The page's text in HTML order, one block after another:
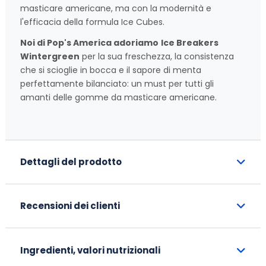
masticare americane, ma con la modernità e
l'efficacia della formula Ice Cubes.
Noi di Pop's America adoriamo Ice Breakers
Wintergreen per la sua freschezza, la consistenza
che si scioglie in bocca e il sapore di menta
perfettamente bilanciato: un must per tutti gli
amanti delle gomme da masticare americane.
Dettagli del prodotto
Recensioni dei clienti
Ingredienti, valori nutrizionali